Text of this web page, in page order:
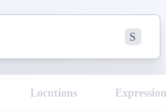
S
Locutions